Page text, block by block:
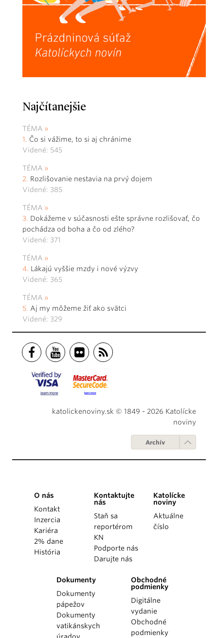
Najčítanejšie
TÉMA
Čo si vážime, to si aj chránime
Videné: 545
TÉMA
Rozlišovanie nestavia na prvý dojem
Videné: 385
TÉMA
Dokážeme v súčasnosti ešte správne rozlišovať, čo
pochádza od boha a čo od zlého?
Videné: 371
TÉMA
Lákajú vyššie mzdy i nové výzvy
Videné: 365
TÉMA
Aj my môžeme žiť ako svätci
Videné: 329
katolickenoviny.sk © 1849 - 2026 Katolícke
noviny
Archív
O nás
Kontakt
Inzercia
Kariéra
2% dane
História
Kontaktujte
nás
Staň sa
reportérom
KN
Podporte nás
Darujte nás
Katolícke
noviny
Aktuálne
číslo
Dokumenty
Dokumenty
pápežov
Dokumenty
vatikánskych
úradov
Obchodné
podmienky
Digitálne
vydanie
Obchodné
podmienky